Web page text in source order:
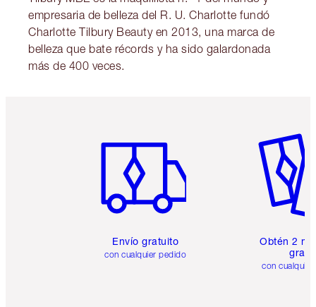
empresaria de belleza del R. U. Charlotte fundó
Charlotte Tilbury Beauty en 2013, una marca de
belleza que bate récords y ha sido galardonada
más de 400 veces.
Envío gratuito
con cualquier pedido
Obtén 2
gratis
con